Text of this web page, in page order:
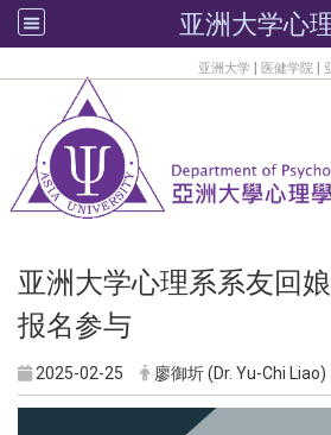
亚洲大学心
亚洲大学 | 医健学院 |
亚洲大学心理系系友回
报名参与
2025-02-25 廖御圻 (Dr. Yu-Chi Liao)